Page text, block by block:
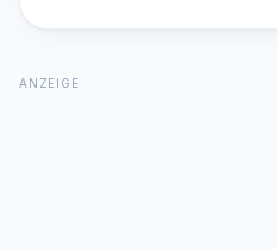
ANZEIGE